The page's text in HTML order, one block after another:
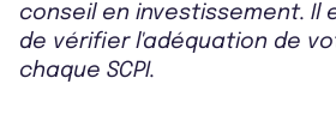
conseil en investissement. Il
de vérifier l'adéquation de
chaque SCPI.